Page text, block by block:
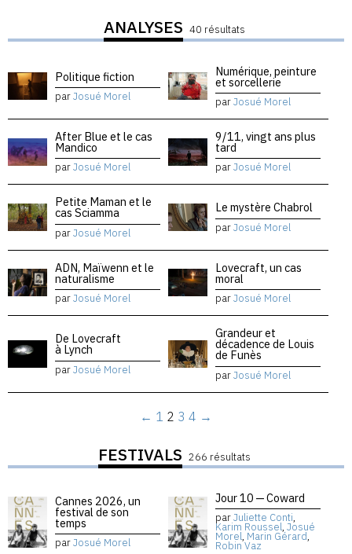
ANALYSES 40 résultats
Politique fiction
parJosué Morel
Numérique, peinture
et sorcellerie
parJosué Morel
After Blue et le cas
Mandico
parJosué Morel
9/11, vingt ans plus
tard
parJosué Morel
Petite Maman et le
cas Sciamma
parJosué Morel
Le mystère Chabrol
parJosué Morel
ADN, Maïwenn et le
naturalisme
parJosué Morel
Lovecraft, un cas
moral
parJosué Morel
De Lovecraft
à Lynch
parJosué Morel
Grandeur et
décadence de Louis
de Funès
parJosué Morel
← 1 2 3 4 →
FESTIVALS 266 résultats
Cannes 2026, un
festival de son
temps
parJosué Morel
Jour 10 — Coward
parJuliette Conti,
Karim Roussel, Josué
Morel, Marin Gérard,
Robin Vaz